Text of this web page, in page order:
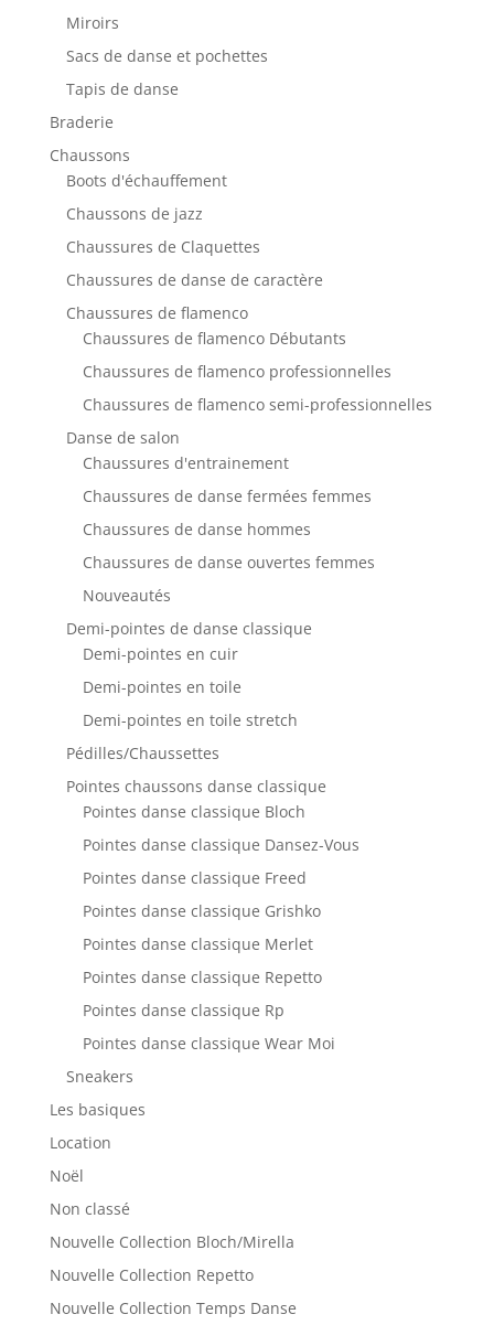
Miroirs
Sacs de danse et pochettes
Tapis de danse
Braderie
Chaussons
Boots d'échauffement
Chaussons de jazz
Chaussures de Claquettes
Chaussures de danse de caractère
Chaussures de flamenco
Chaussures de flamenco Débutants
Chaussures de flamenco professionnelles
Chaussures de flamenco semi-professionnelles
Danse de salon
Chaussures d'entrainement
Chaussures de danse fermées femmes
Chaussures de danse hommes
Chaussures de danse ouvertes femmes
Nouveautés
Demi-pointes de danse classique
Demi-pointes en cuir
Demi-pointes en toile
Demi-pointes en toile stretch
Pédilles/Chaussettes
Pointes chaussons danse classique
Pointes danse classique Bloch
Pointes danse classique Dansez-Vous
Pointes danse classique Freed
Pointes danse classique Grishko
Pointes danse classique Merlet
Pointes danse classique Repetto
Pointes danse classique Rp
Pointes danse classique Wear Moi
Sneakers
Les basiques
Location
Noël
Non classé
Nouvelle Collection Bloch/Mirella
Nouvelle Collection Repetto
Nouvelle Collection Temps Danse